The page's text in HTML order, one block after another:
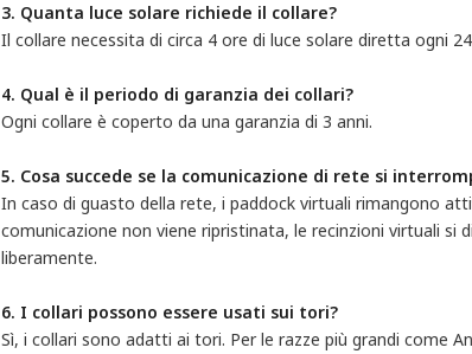
3. Quanta luce solare richiede il collare?
Il collare necessita di circa 4 ore di luce solare diretta ogni
4. Qual è il periodo di garanzia dei collari?
Ogni collare è coperto da una garanzia di 3 anni.
5. Cosa succede se la comunicazione di rete si
In caso di guasto della rete, i paddock virtuali rimangono
comunicazione non viene ripristinata, le recinzioni virtuali si
liberamente.
6. I collari possono essere usati sui tori?
Sì, i collari sono adatti ai tori. Per le razze più grandi come